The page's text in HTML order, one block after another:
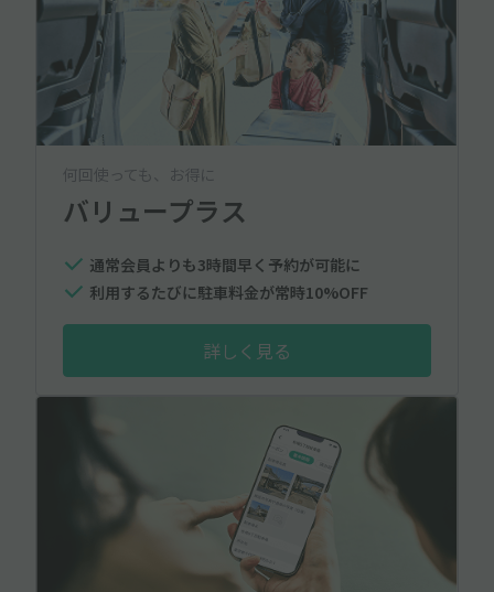
何回使っても、お得に
バリュープラス
通常会員よりも3時間早く予約が可能に
利用するたびに駐車料金が常時10%OFF
詳しく見る